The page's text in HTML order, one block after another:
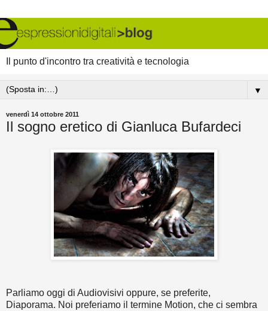
Il punto d'incontro tra creatività e tecnologia
▼
venerdì 14 ottobre 2011
Il sogno eretico di Gianluca Bufardeci
Parliamo oggi di Audiovisivi oppure, se preferite,
Diaporama. Noi preferiamo il termine Motion, che ci sembra